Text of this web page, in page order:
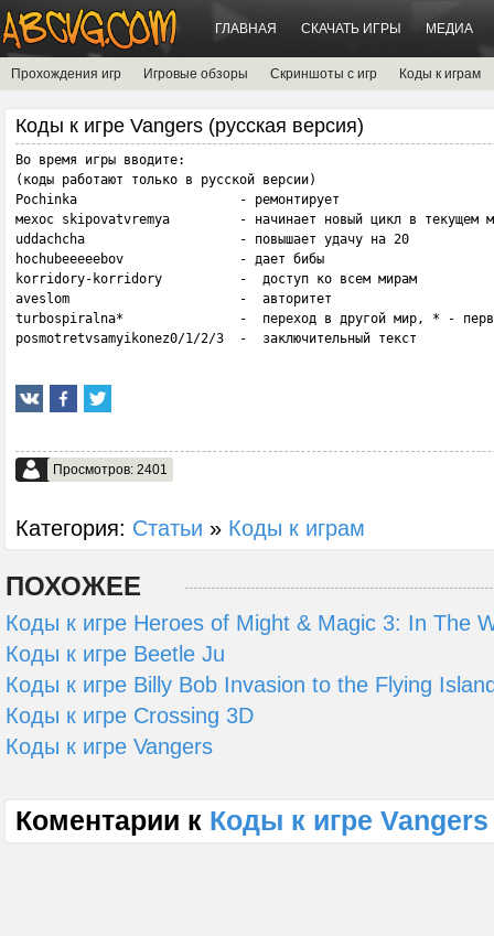
ГЛАВНАЯ СКАЧАТЬ ИГРЫ МЕДИА
Прохождения игр Игровые обзоры Скриншоты с игр Коды к играм
Коды к игре Vangers (русская версия)
Во время игры вводите:
(коды работают только в русской версии)
Pochinka                     - ремонтирует
мехос skipovatvremya         - начинает новый цикл в текущем
uddachcha                    - повышает удачу на 20
hochubeeeeebov               - дает бибы
korridory-korridory          -  доступ ко всем мирам
aveslom                      -  авторитет
turbospiralna*               -  переход в другой мир, * -
posmotretvsamyikonez0/1/2/3  -  заключительный текст
Просмотров: 2401
Категория: Статьи » Коды к играм
ПОХОЖЕЕ
Коды к игре Heroes of Might & Magic 3: In The
Коды к игре Beetle Ju
Коды к игре Billy Bob Invasion to the Flying
Коды к игре Crossing 3D
Коды к игре Vangers
Коментарии к Коды к игре